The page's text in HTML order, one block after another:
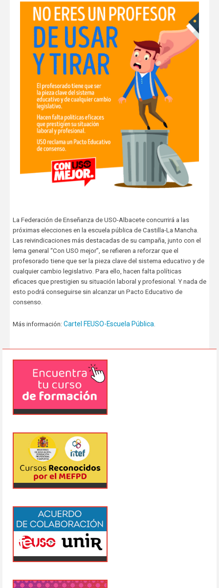
La Federación de Enseñanza de USO-Albacete concurrirá a las
próximas elecciones en la escuela pública de Castilla-La Mancha.
Las reivindicaciones más destacadas de su campaña, junto con el
lema general “Con USO mejor”, se refieren a reforzar que el
profesorado tiene que ser la pieza clave del sistema educativo y de
cualquier cambio legislativo. Para ello, hacen falta políticas
eficaces que prestigien su situación laboral y profesional. Y nada de
esto podrá conseguirse sin alcanzar un Pacto Educativo de
consenso.
Más información: Cartel FEUSO-Escuela Pública